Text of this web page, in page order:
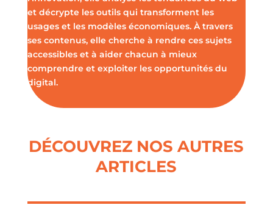
et décrypte les outils qui transforment les
usages et les modèles économiques. À travers
ses contenus, elle cherche à rendre ces sujets
accessibles et à aider chacun à mieux
comprendre et exploiter les opportunités du
digital.
DÉCOUVREZ NOS AUTRES
ARTICLES